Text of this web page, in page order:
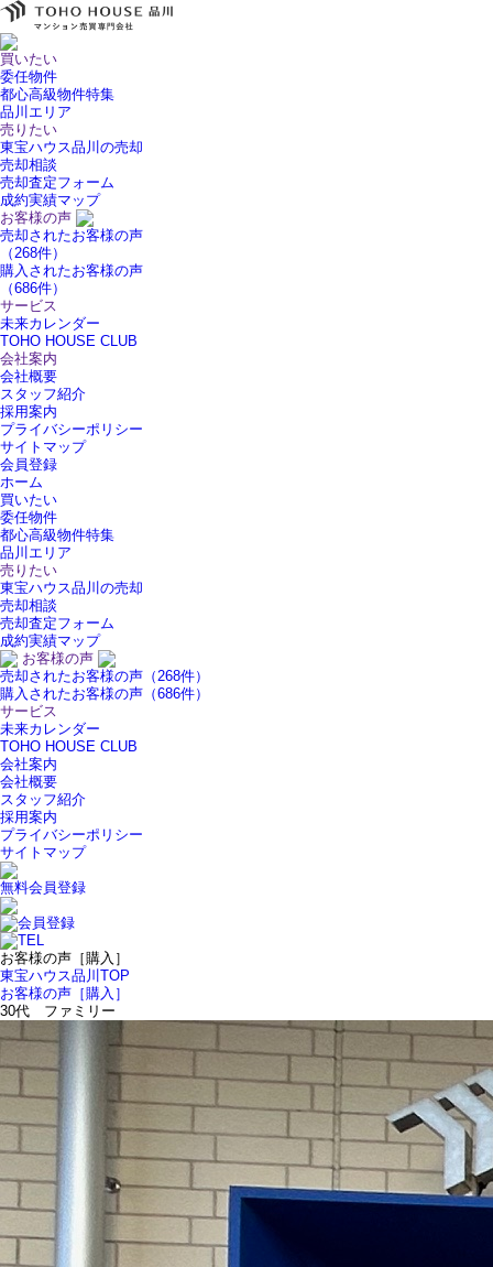
買いたい
委任物件
都心高級物件特集
品川エリア
売りたい
東宝ハウス品川の売却
売却相談
売却査定フォーム
成約実績マップ
お客様の声
売却されたお客様の声
（268件）
購入されたお客様の声
（686件）
サービス
未来カレンダー
TOHO HOUSE CLUB
会社案内
会社概要
スタッフ紹介
採用案内
プライバシーポリシー
サイトマップ
会員登録
ホーム
買いたい
委任物件
都心高級物件特集
品川エリア
売りたい
東宝ハウス品川の売却
売却相談
売却査定フォーム
成約実績マップ
お客様の声
売却されたお客様の声（268件）
購入されたお客様の声（686件）
サービス
未来カレンダー
TOHO HOUSE CLUB
会社案内
会社概要
スタッフ紹介
採用案内
プライバシーポリシー
サイトマップ
無料会員登録
お客様の声［購入］
東宝ハウス品川TOP
お客様の声［購入］
30代 ファミリー